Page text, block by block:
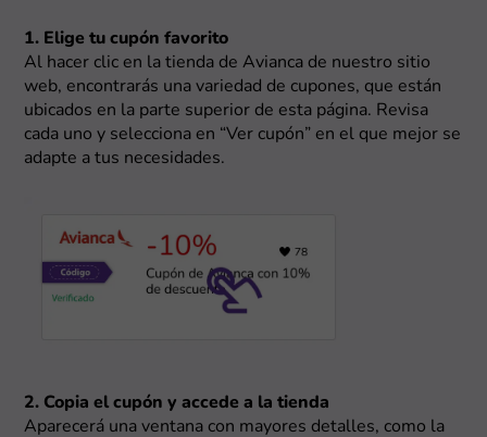
1. Elige tu cupón favorito
Al hacer clic en la tienda de Avianca de nuestro sitio
web, encontrarás una variedad de cupones, que están
ubicados en la parte superior de esta página. Revisa
cada uno y selecciona en “Ver cupón” en el que mejor se
adapte a tus necesidades.
2. Copia el cupón y accede a la tienda
Aparecerá una ventana con mayores detalles, como la